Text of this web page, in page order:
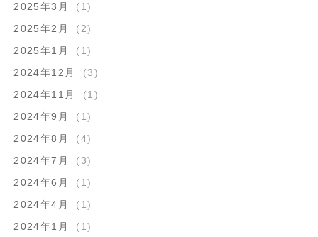
2025年3月
(1)
2025年2月
(2)
2025年1月
(1)
2024年12月
(3)
2024年11月
(1)
2024年9月
(1)
2024年8月
(4)
2024年7月
(3)
2024年6月
(1)
2024年4月
(1)
2024年1月
(1)